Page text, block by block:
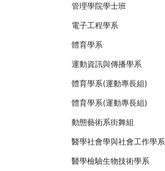
管理學院學士班
電子工程學系
體育學系
運動資訊與傳播學系
體育學系(運動專長組)
體育學系(運動專長組)
動態藝術系街舞組
醫學社會學與社會工作學系
醫學檢驗生物技術學系